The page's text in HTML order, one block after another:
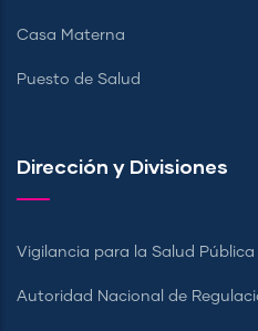
Casa Materna
Puesto de Salud
Dirección y Divisiones
Vigilancia para la Salud Pública
Autoridad Nacional de